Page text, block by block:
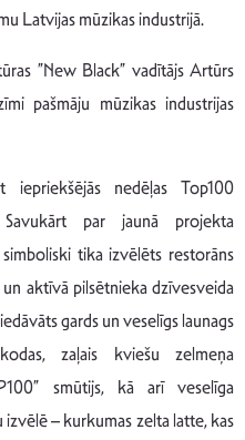
Latvijas mūzikas industrijā.
”New Black” vadītājs Artūrs
pašmāju mūzikas industrijas
iepriekšējās nedēļas Top100
par jaunā projekta
tika izvēlēts restorāns
aktīvā pilsētnieka dzīvesveida
gards un veselīgs launags
zaļais kviešu zelmeņa
smūtijs, kā arī veselīga
– kurkumas zelta latte, kas